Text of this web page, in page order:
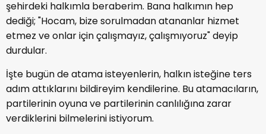
şehirdeki halkımla beraberim. Bana halkımın hep
dediği; "Hocam, bize sorulmadan atananlar hizmet
etmez ve onlar için çalışmayız, çalışmıyoruz" deyip
durdular.
İşte bugün de atama isteyenlerin, halkın isteğine ters
adım attıklarını bildireyim kendilerine. Bu atamacıların,
partilerinin oyuna ve partilerinin canlılığına zarar
verdiklerini bilmelerini istiyorum.